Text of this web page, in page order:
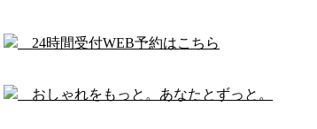
24時間受付WEB予約はこちら
おしゃれをもっと。あなたとずっと。